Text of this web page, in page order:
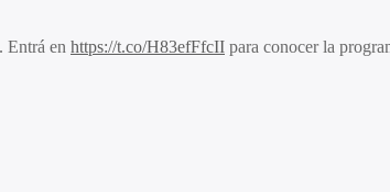
Entrá en https://t.co/H83efFfcII para conocer la